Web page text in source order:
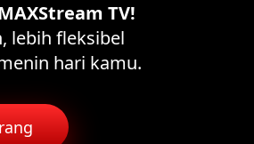
TV!
lebih fleksibel
hari kamu.